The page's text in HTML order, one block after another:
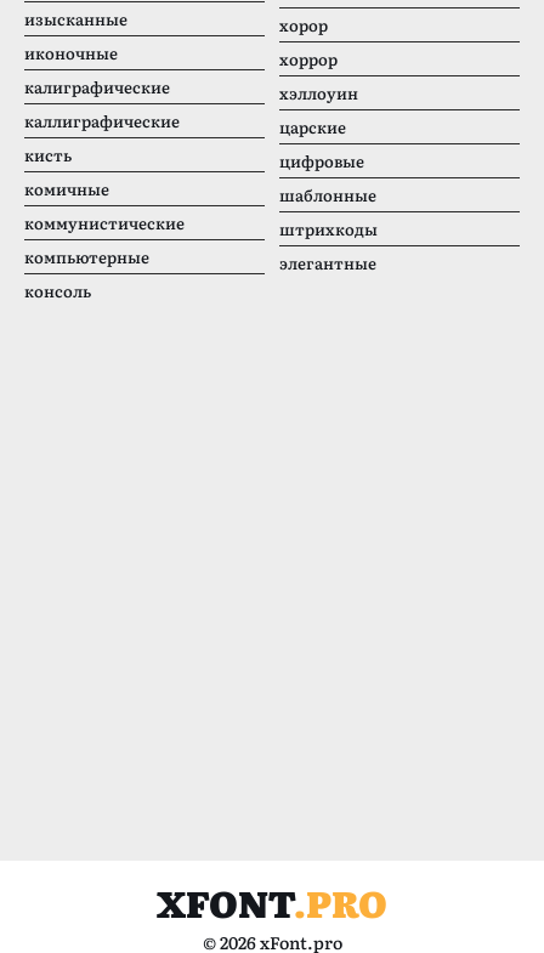
изысканные
иконочные
калиграфические
каллиграфические
кисть
комичные
коммунистические
компьютерные
консоль
хорор
хоррор
хэллоуин
царские
цифровые
шаблонные
штрихкоды
элегантные
XFONT.PRO
© 2026 xFont.pro